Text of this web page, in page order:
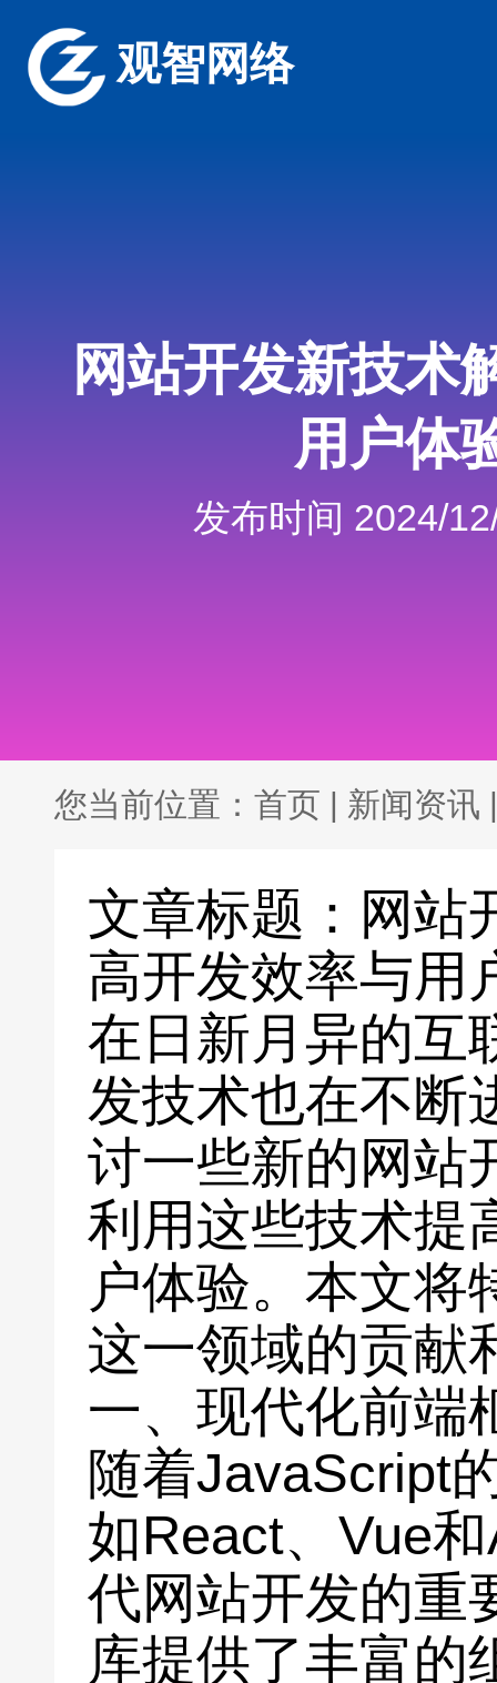
观智网络
网站开发新技术
用户体
发布时间 2024/
您当前位置： 首页 | 新闻资讯 |
文章标题：网站
高开发效率与用
在日新月异的互
发技术也在不断
讨一些新的网站
利用这些技术提
户体验。本文将
这一领域的贡献
一、现代化前端
随着JavaScript
如React、Vue
代网站开发的重
库提供了丰富的